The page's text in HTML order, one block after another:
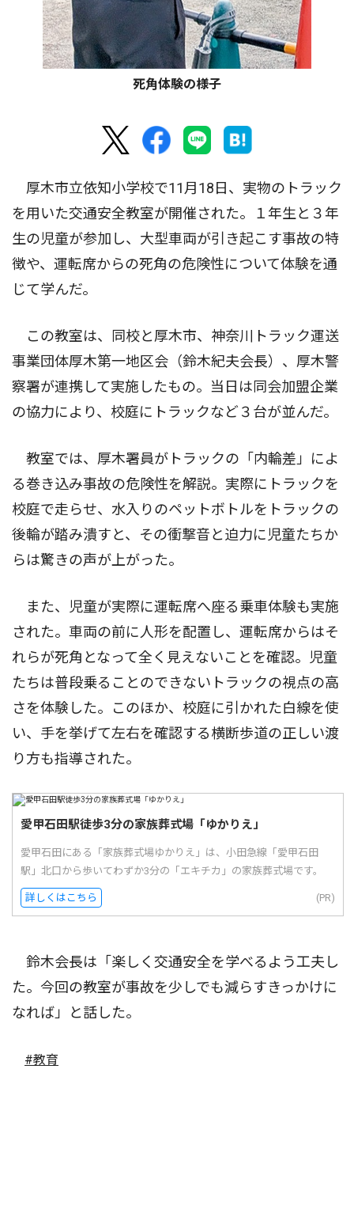
死角体験の様子
厚木市立依知小学校で11月18日、実物のトラック
を用いた交通安全教室が開催された。１年生と３年
生の児童が参加し、大型車両が引き起こす事故の特
徴や、運転席からの死角の危険性について体験を通
じて学んだ。
この教室は、同校と厚木市、神奈川トラック運送
事業団体厚木第一地区会（鈴木紀夫会長）、厚木警
察署が連携して実施したもの。当日は同会加盟企業
の協力により、校庭にトラックなど３台が並んだ。
教室では、厚木署員がトラックの「内輪差」によ
る巻き込み事故の危険性を解説。実際にトラックを
校庭で走らせ、水入りのペットボトルをトラックの
後輪が踏み潰すと、その衝撃音と迫力に児童たちか
らは驚きの声が上がった。
また、児童が実際に運転席へ座る乗車体験も実施
された。車両の前に人形を配置し、運転席からはそ
れらが死角となって全く見えないことを確認。児童
たちは普段乗ることのできないトラックの視点の高
さを体験した。このほか、校庭に引かれた白線を使
い、手を挙げて左右を確認する横断歩道の正しい渡
り方も指導された。
愛甲石田駅徒歩3分の家族葬式場「ゆかりえ」
愛甲石田にある「家族葬式場ゆかりえ」は、小田急線「愛甲石田
駅」北口から歩いてわずか3分の「エキチカ」の家族葬式場です。
詳しくはこちら (PR)
鈴木会長は「楽しく交通安全を学べるよう工夫し
た。今回の教室が事故を少しでも減らすきっかけに
なれば」と話した。
#教育